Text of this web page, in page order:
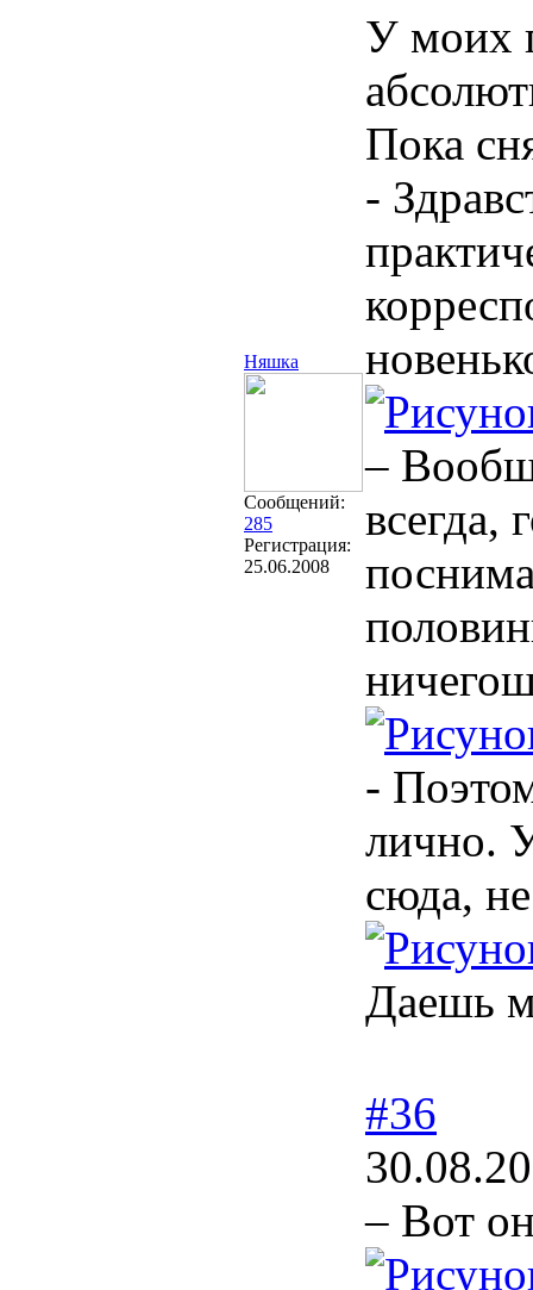
Няшка
Сообщений:
285
Регистрация:
25.06.2008
У моих
Пока
-
–
всегда,
-
лично.
сюда,
Даешь
#36
– Вот